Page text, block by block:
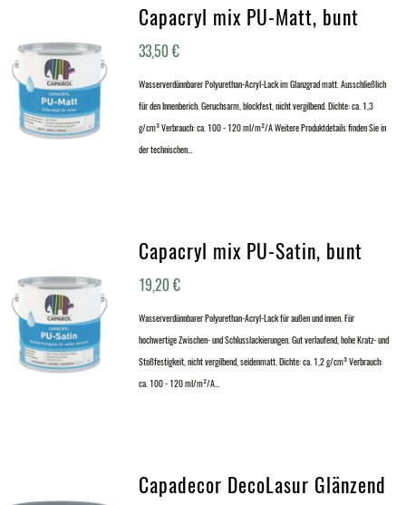
Capacryl mix PU-Matt, bunt
33,50€
Wasserverdünnbarer Polyurethan-Acryl-Lack im Glanzgrad matt. Ausschließlich
für den Innenberich. Geruchsarm, blockfest, nicht vergilbend. Dichte: ca. 1,3
g/cm³ Verbrauch: ca. 100 - 120 ml/m²/A Weitere Produktdetails finden Sie in
der technischen…
Capacryl mix PU-Satin, bunt
19,20€
Wasserverdünnbarer Polyurethan-Acryl-Lack für außen und innen. Für
hochwertige Zwischen- und Schlusslackierungen. Gut verlaufend, hohe Kratz- und
Stoßfestigkeit, nicht vergilbend, seidenmatt. Dichte: ca. 1,2 g/cm³ Verbrauch:
ca. 100 - 120 ml/m²/A…
Capadecor DecoLasur Glänzend